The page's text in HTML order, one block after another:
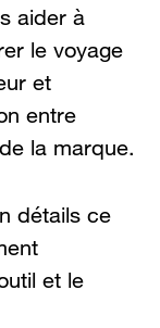
aider à
le voyage
et
entre
la marque.
détails ce
et le